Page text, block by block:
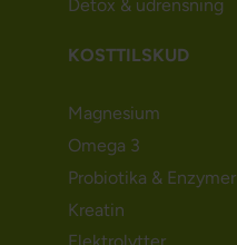
Detox & udrensning
KOSTTILSKUD
Magnesium
Omega 3
Probiotika & Enzymer
Kreatin